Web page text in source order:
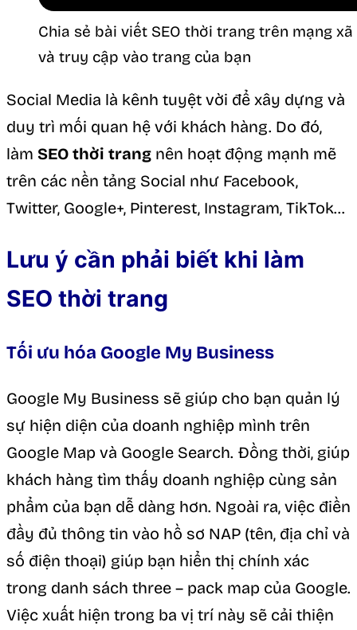
Chia sẻ bài viết SEO thời trang trên mạng
và truy cập vào trang của bạn
Social Media là kênh tuyệt vời để xây dựng và
duy trì mối quan hệ với khách hàng. Do đó,
làm SEO thời trang nên hoạt động mạnh mẽ
trên các nền tảng Social như Facebook,
Twitter, Google+, Pinterest, Instagram, TikTok…
Lưu ý cần phải biết khi làm
SEO thời trang
Tối ưu hóa Google My Business
Google My Business sẽ giúp cho bạn quản lý
sự hiện diện của doanh nghiệp mình trên
Google Map và Google Search. Đồng thời, giúp
khách hàng tìm thấy doanh nghiệp cùng sản
phẩm của bạn dễ dàng hơn. Ngoài ra, việc điền
đầy đủ thông tin vào hồ sơ NAP (tên, địa chỉ và
số điện thoại) giúp bạn hiển thị chính xác
trong danh sách three – pack map của Google.
Việc xuất hiện trong ba vị trí này sẽ cải thiện